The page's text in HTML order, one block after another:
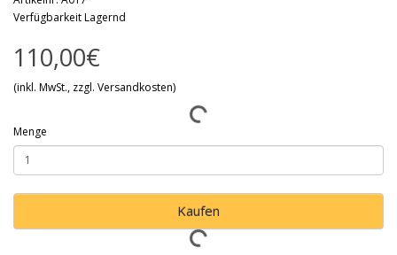
Verfügbarkeit Lagernd
110,00€
(inkl. MwSt., zzgl. Versandkosten)
Menge
Kaufen